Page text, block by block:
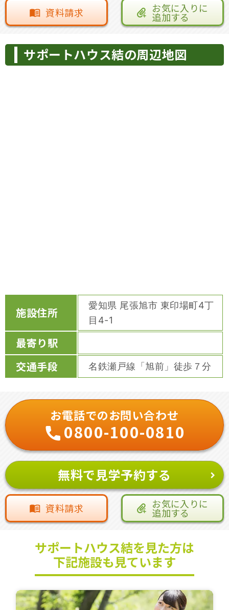
資料請求 お気に入りに
追加する
サポートハウス結の周辺地図
施設住所
愛知県 尾張旭市 東印場町4丁
目4-1
最寄り駅
交通手段
名鉄瀬戸線「旭前」徒歩７分
お電話でのお問い合わせ
0800-100-0810
無料で見学予約する
資料請求 お気に入りに
追加する
サポートハウス結を見た方は
下記施設も見ています